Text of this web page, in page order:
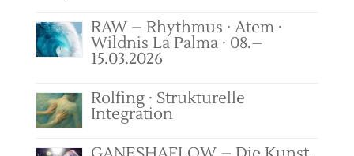
RAW – Rhythmus · Atem ·
Wildnis La Palma · 08.–
15.03.2026
Rolfing · Strukturelle
Integration